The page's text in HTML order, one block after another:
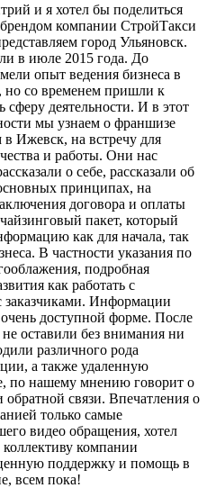
и я хотел бы поделиться
компании СтройТакси
город Ульяновск.
в июле 2015 года. До
опыт ведения бизнеса в
но со временем пришли к
сферу деятельности. И в этот
мы узнаем о франшизе
Ижевск, на встречу для
и работы. Они нас
о себе, рассказали об
принципах, на
договора и оплаты
пакет, который
как для начала, так
В частности указания по
подробная
как работать с
заказчиками. Информации
доступной форме. После
оставили без внимания ни
различного рода
а также удаленную
по нашему мнению говорит о
связи. Впечатления о
только самые
видео обращения, хотел
коллективу компании
поддержку и помощь в
всем пока!